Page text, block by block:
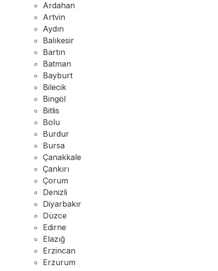
Ardahan
Artvin
Aydın
Balıkesir
Bartın
Batman
Bayburt
Bilecik
Bingöl
Bitlis
Bolu
Burdur
Bursa
Çanakkale
Çankırı
Çorum
Denizli
Diyarbakır
Düzce
Edirne
Elazığ
Erzincan
Erzurum